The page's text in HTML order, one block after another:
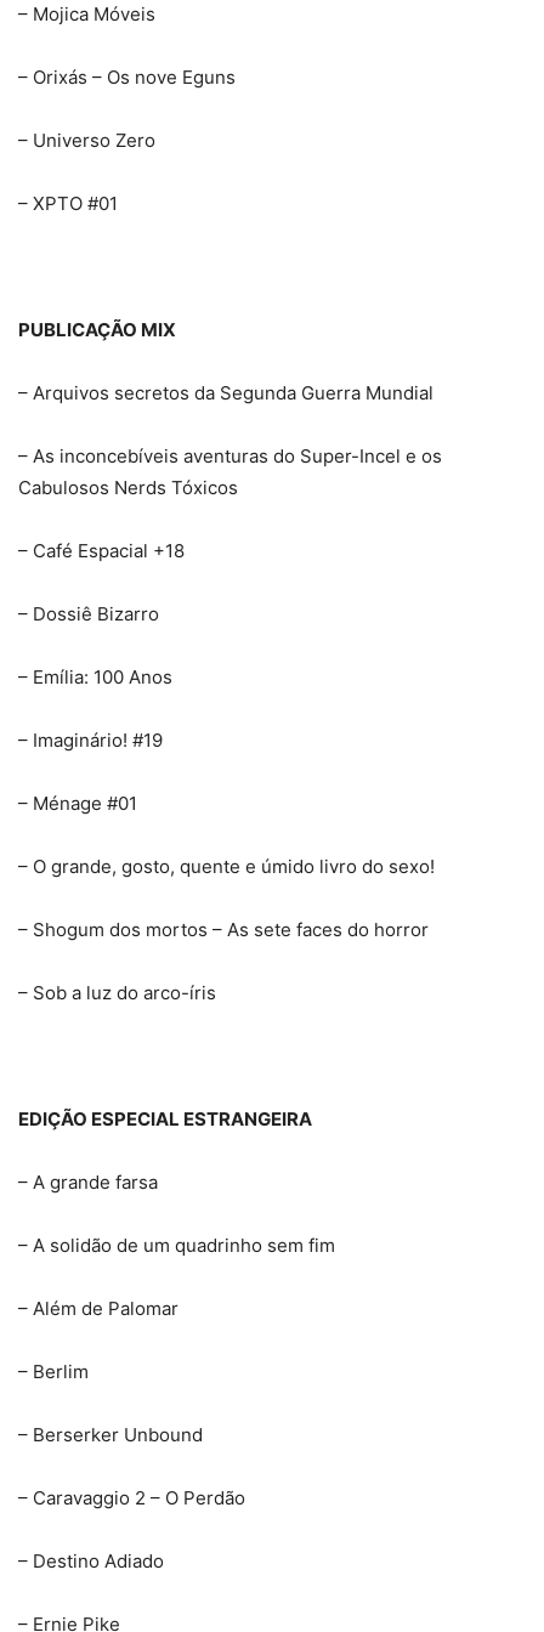
– Mojica Móveis
– Orixás – Os nove Eguns
– Universo Zero
– XPTO #01
PUBLICAÇÃO MIX
– Arquivos secretos da Segunda Guerra Mundial
– As inconcebíveis aventuras do Super-Incel e os
Cabulosos Nerds Tóxicos
– Café Espacial +18
– Dossiê Bizarro
– Emília: 100 Anos
– Imaginário! #19
– Ménage #01
– O grande, gosto, quente e úmido livro do sexo!
– Shogum dos mortos – As sete faces do horror
– Sob a luz do arco-íris
EDIÇÃO ESPECIAL ESTRANGEIRA
– A grande farsa
– A solidão de um quadrinho sem fim
– Além de Palomar
– Berlim
– Berserker Unbound
– Caravaggio 2 – O Perdão
– Destino Adiado
– Ernie Pike